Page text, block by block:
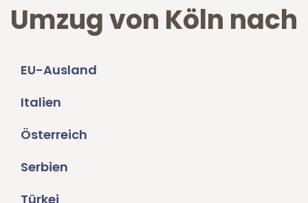
Umzug von Köln nach
EU-Ausland
Italien
Österreich
Serbien
Türkei